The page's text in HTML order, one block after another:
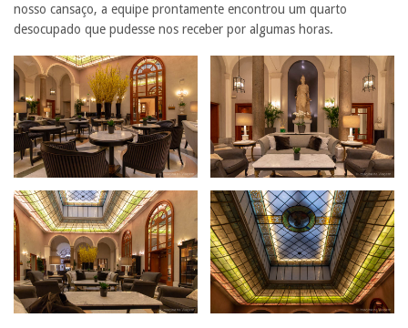
nosso cansaço, a equipe prontamente encontrou um quarto
desocupado que pudesse nos receber por algumas horas.